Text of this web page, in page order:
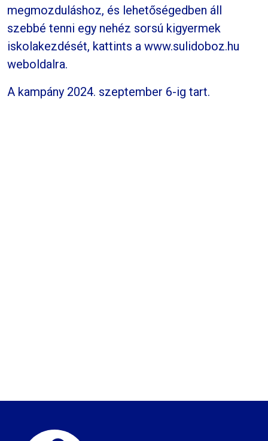
megmozduláshoz, és lehetőségedben áll
szebbé tenni egy nehéz sorsú kigyermek
iskolakezdését, kattints a www.sulidoboz.hu
weboldalra.
A kampány 2024. szeptember 6-ig tart.